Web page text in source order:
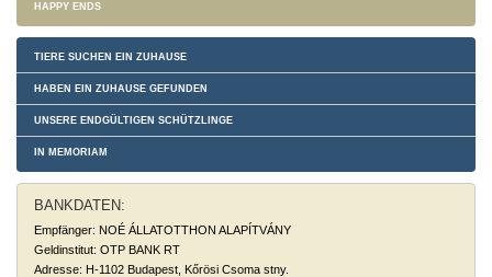
HAPPY ENDS
TIERE SUCHEN EIN ZUHAUSE
HABEN EIN ZUHAUSE GEFUNDEN
UNSERE ENDGÜLTIGEN SCHÜTZLINGE
IN MEMORIAM
BANKDATEN:
Empfänger: NOÉ ÁLLATOTTHON ALAPÍTVÁNY
Geldinstitut: OTP BANK RT
Adresse: H-1102 Budapest, Kőrösi Csoma stny.